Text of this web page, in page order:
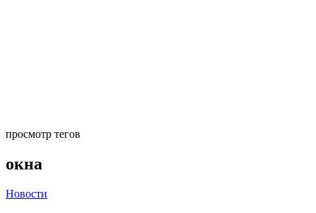
просмотр тегов
окна
Новости